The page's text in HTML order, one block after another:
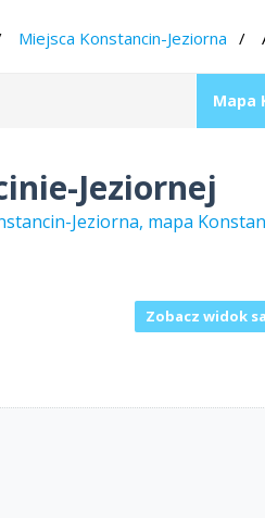
Miejsca Konstancin-Jeziorna
Mapa
Jeziornej
Jeziorna, mapa
Zobacz widok